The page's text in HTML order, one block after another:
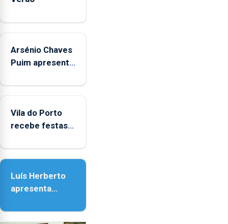
Arsénio Chaves
Puim apresenta
Biblioteca de
Vila do Porto
recebe festas
Nossa Senhora
Luís Herberto
apresenta
Paisagem’